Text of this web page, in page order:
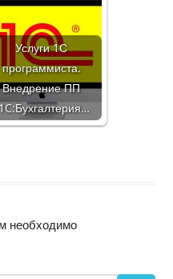
Услуги 1С
программиста.
Внедрение ПП
необходимо